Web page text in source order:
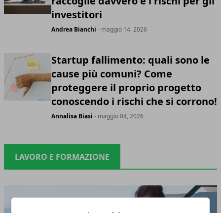
investitori
Andrea Bianchi - maggio 14, 2026
Startup fallimento: quali sono le
cause più comuni? Come
proteggere il proprio progetto
conoscendo i rischi che si corrono!
Annalisa Biasi - maggio 04, 2026
LAVORO E FORMAZIONE